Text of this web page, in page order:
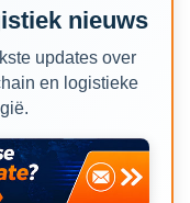
nieuws
updates over
en logistieke